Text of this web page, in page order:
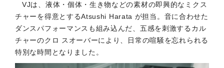
VJは、液体・個体・生き物などの素材の即興的なミクス
チャーを得意とするAtsushi Harata が担当。音に合わせた
ダンスパフォーマンスも組み込んだ、五感を刺激するカル
チャーのクロ スオーバーにより、日常の喧騒を忘れられる
特別な時間となりました。